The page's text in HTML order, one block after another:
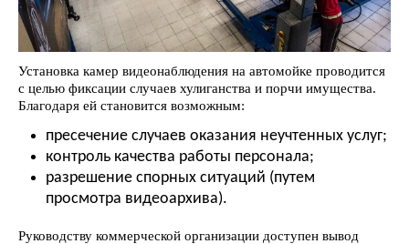
Установка камер видеонаблюдения на автомойке проводится
с целью фиксации случаев хулиганства и порчи имущества.
Благодаря ей становится возможным:
пресечение случаев оказания неучтенных услуг;
контроль качества работы персонала;
разрешение спорных ситуаций (путем
просмотра видеоархива).
Руководству коммерческой организации доступен вывод